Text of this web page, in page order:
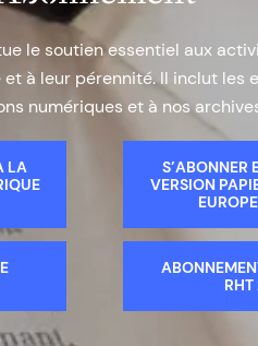
le soutien essentiel aux
à leur pérennité. Il inclut les
numériques et à nos
LA
S’ABONNER
VERSION